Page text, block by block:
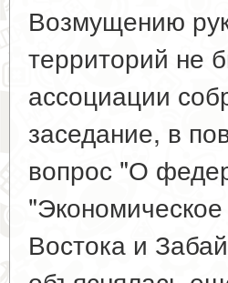
Возмущению
территорий не
ассоциации
заседание, в
вопрос "О
Востока и